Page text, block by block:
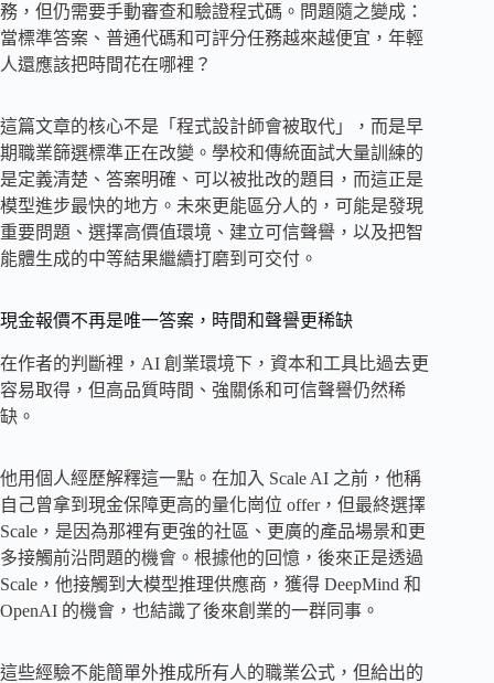
務，但仍需要手動審查和驗證程式碼。問題隨之變成：
當標準答案、普通代碼和可評分任務越來越便宜，年輕
人還應該把時間花在哪裡？
這篇文章的核心不是「程式設計師會被取代」，而是早
期職業篩選標準正在改變。學校和傳統面試大量訓練的
是定義清楚、答案明確、可以被批改的題目，而這正是
模型進步最快的地方。未來更能區分人的，可能是發現
重要問題、選擇高價值環境、建立可信聲譽，以及把智
能體生成的中等結果繼續打磨到可交付。
現金報價不再是唯一答案，時間和聲譽更稀缺
在作者的判斷裡，AI 創業環境下，資本和工具比過去更
容易取得，但高品質時間、強關係和可信聲譽仍然稀
缺。
他用個人經歷解釋這一點。在加入 Scale AI 之前，他稱
自己曾拿到現金保障更高的量化崗位 offer，但最終選擇
Scale，是因為那裡有更強的社區、更廣的產品場景和更
多接觸前沿問題的機會。根據他的回憶，後來正是透過
Scale，他接觸到大模型推理供應商，獲得 DeepMind 和
OpenAI 的機會，也結識了後來創業的一群同事。
這些經驗不能簡單外推成所有人的職業公式，但給出的